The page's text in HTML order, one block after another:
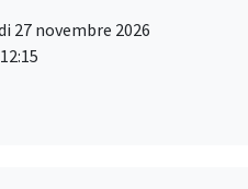
27 novembre 2026